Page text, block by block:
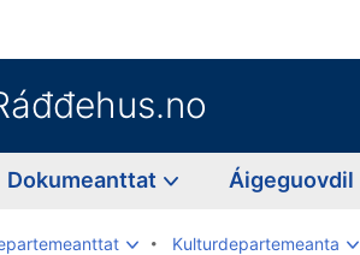
Dokumeanttat Áigeguovdil
Kulturdepartemeanta